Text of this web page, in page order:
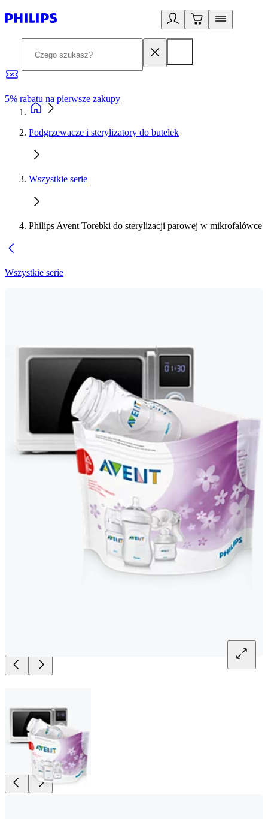
5% rabatu na pierwsze zakupy
Podgrzewacze i sterylizatory do butelek
Wszystkie serie
Philips Avent Torebki do sterylizacji parowej w mikrofalówce
Wszystkie serie